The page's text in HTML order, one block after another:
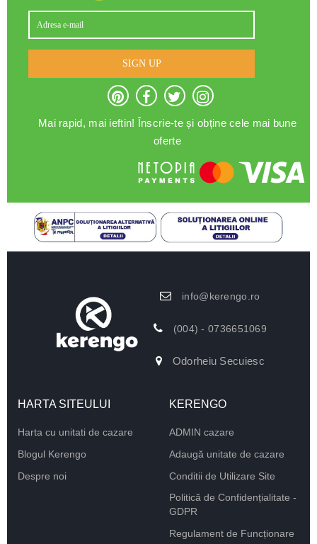
SIGN UP
Mai rapid, mai ieftin! Înscrie-te și obține cele mai bune
oferte
info@kerengo.ro
(004) - 0736651069
Odorheiu Secuiesc
HARTA SITEULUI
Harta cu unitati de cazare
Blogul Kerengo
Despre noi
KERENGO
ADMIN cazare
Adaugă unitate de cazare
Conditii de Utilizare Site
Politică de Confidențialitate -
GDPR
Regulament de Funcționare